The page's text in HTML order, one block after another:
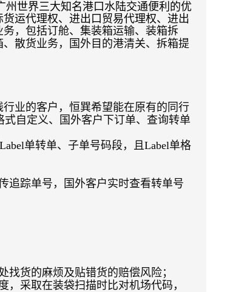
世界三大知名港口水陆交通便利的优
运代理权、进出口贸易代理权、进出
，包括订舱、集装箱运输、装箱拆
、散货业务，国外目的港清关、拆箱提
业的客户，恒巽希望能在原有的同行
式自定义、国外客户下订单、查询转单
Label单转单、子单号码段，且Label单格
追踪单号，国外客户实时查看转单号
货的麻烦及贴错货的赔偿风险；
采取在装袋扫描时比对机场代码，